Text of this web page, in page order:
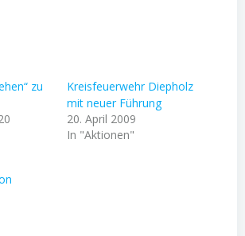
zu
Kreisfeuerwehr Diepholz
mit neuer Führung
20. April 2009
In "Aktionen"